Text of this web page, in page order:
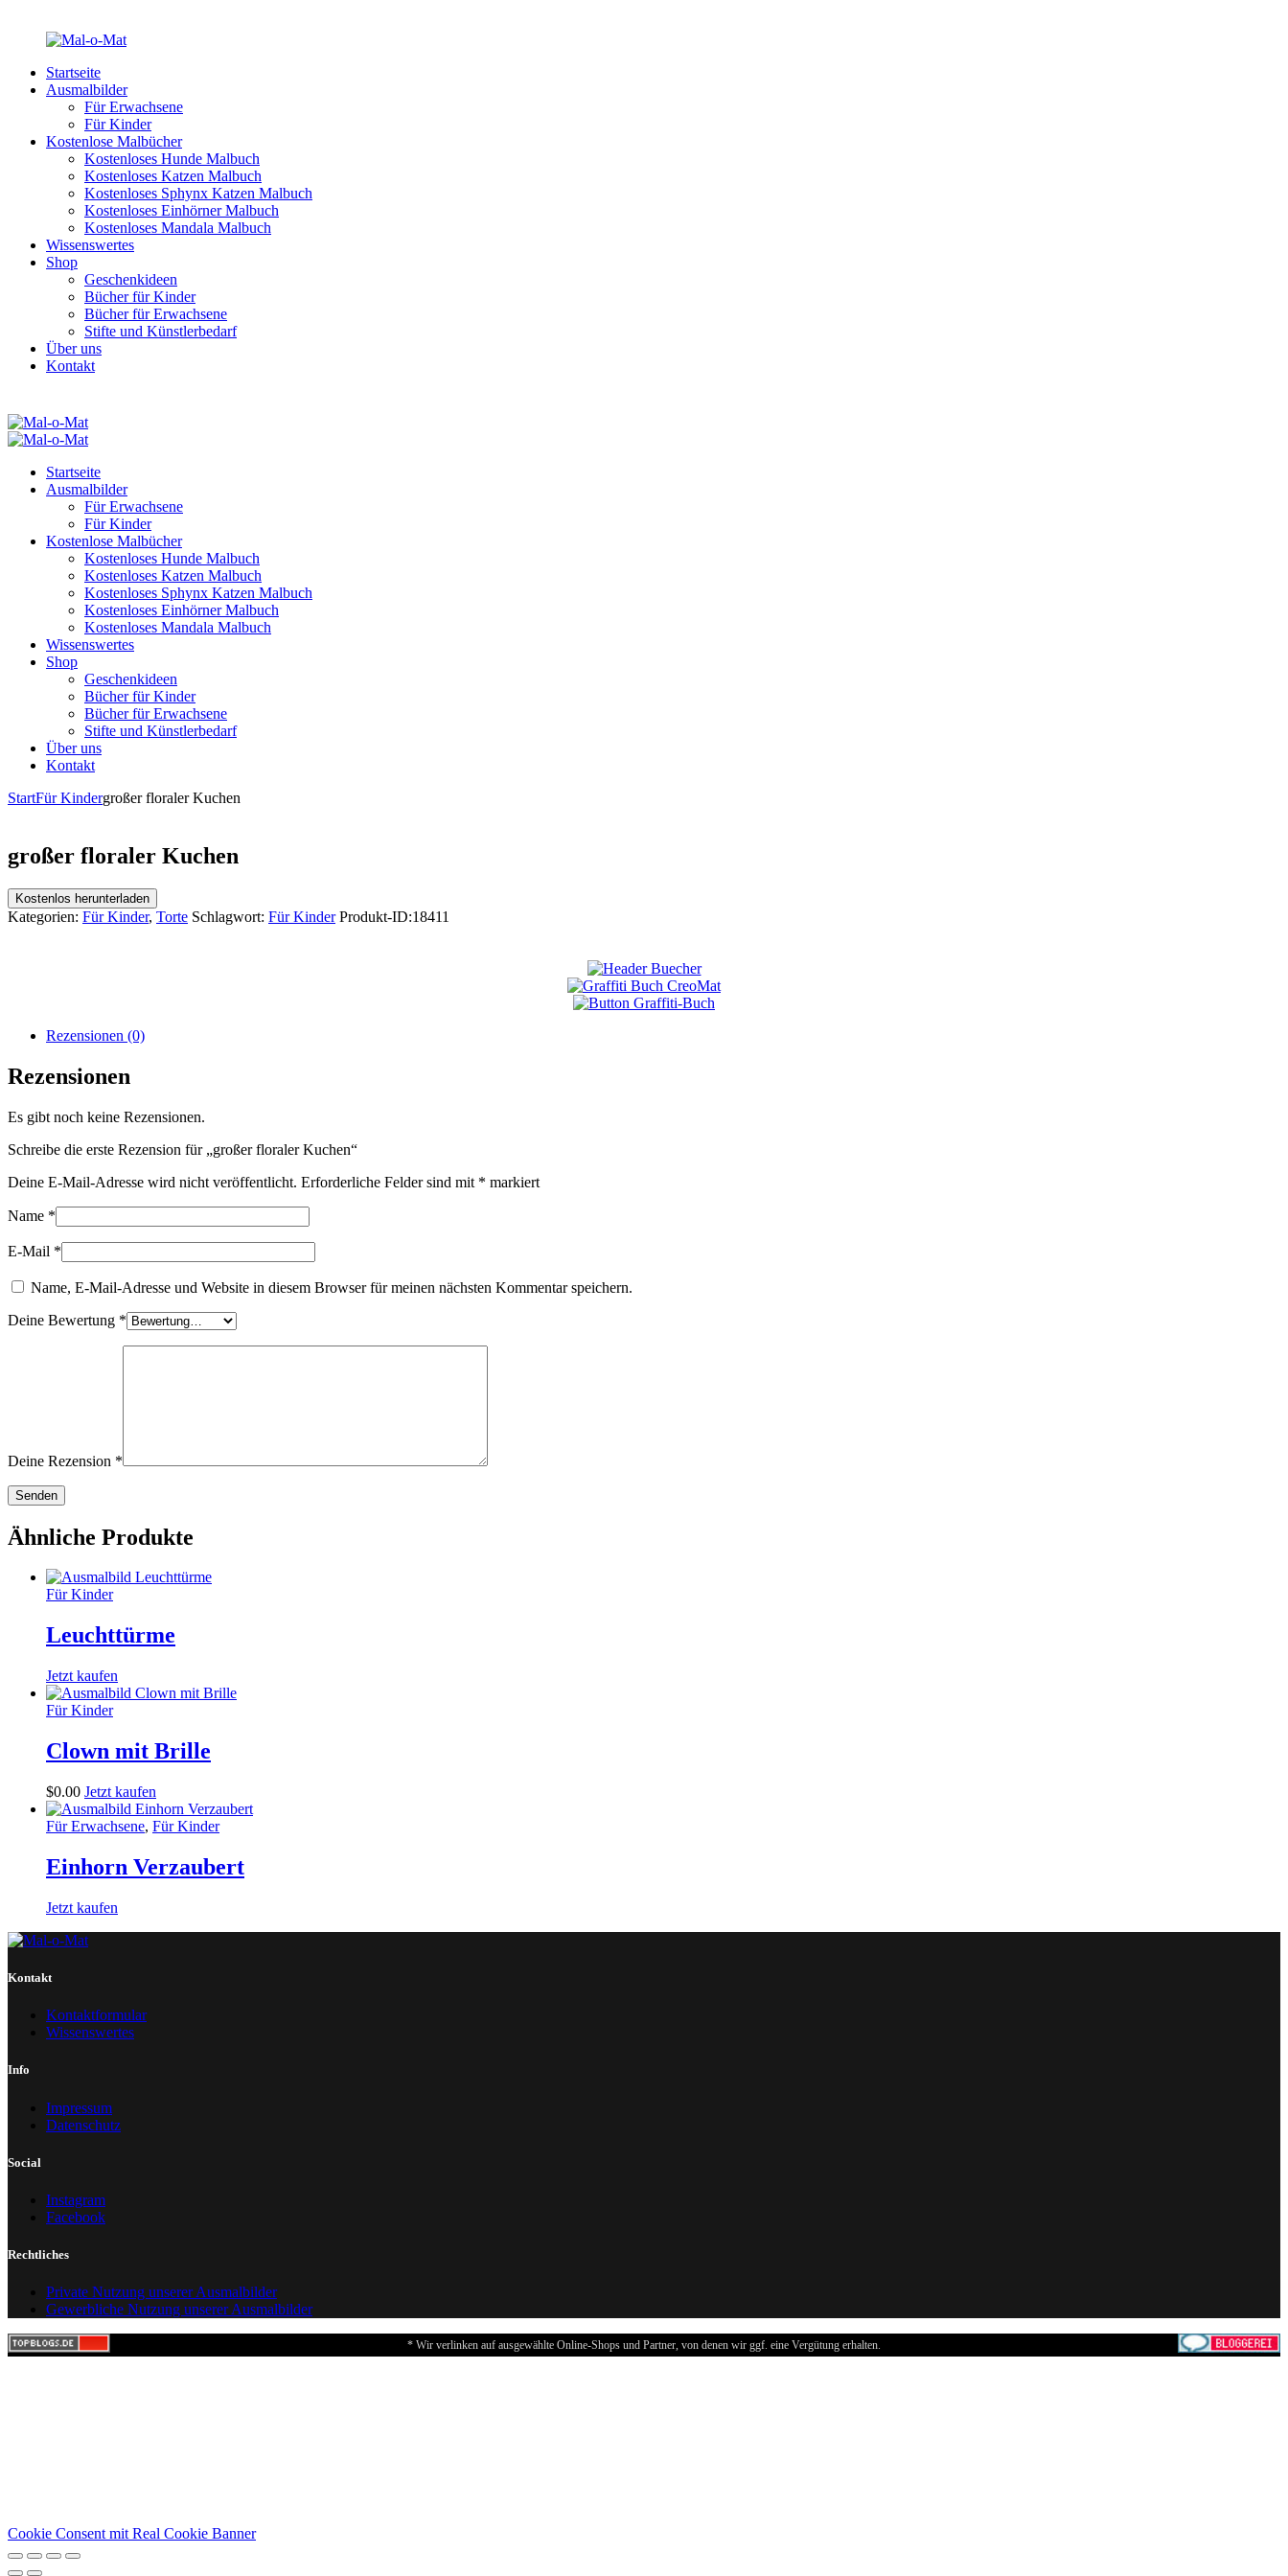
Startseite
Ausmalbilder
Für Erwachsene
Für Kinder
Kostenlose Malbücher
Kostenloses Hunde Malbuch
Kostenloses Katzen Malbuch
Kostenloses Sphynx Katzen Malbuch
Kostenloses Einhörner Malbuch
Kostenloses Mandala Malbuch
Wissenswertes
Shop
Geschenkideen
Bücher für Kinder
Bücher für Erwachsene
Stifte und Künstlerbedarf
Über uns
Kontakt
Startseite
Ausmalbilder
Für Erwachsene
Für Kinder
Kostenlose Malbücher
Kostenloses Hunde Malbuch
Kostenloses Katzen Malbuch
Kostenloses Sphynx Katzen Malbuch
Kostenloses Einhörner Malbuch
Kostenloses Mandala Malbuch
Wissenswertes
Shop
Geschenkideen
Bücher für Kinder
Bücher für Erwachsene
Stifte und Künstlerbedarf
Über uns
Kontakt
StartFür Kindergroßer floraler Kuchen
großer floraler Kuchen
Kostenlos herunterladen
Kategorien: Für Kinder, Torte Schlagwort: Für Kinder Produkt-ID:18411
Rezensionen (0)
Rezensionen
Es gibt noch keine Rezensionen.
Schreibe die erste Rezension für „großer floraler Kuchen“
Deine E-Mail-Adresse wird nicht veröffentlicht. Erforderliche Felder sind mit * markiert
Name *
E-Mail *
Name, E-Mail-Adresse und Website in diesem Browser für meinen nächsten Kommentar speichern.
Deine Bewertung *
Deine Rezension *
Ähnliche Produkte
Für Kinder
Leuchttürme
Jetzt kaufen
Für Kinder
Clown mit Brille
$0.00 Jetzt kaufen
Für Erwachsene, Für Kinder
Einhorn Verzaubert
Jetzt kaufen
Kontakt
Kontaktformular
Wissenswertes
Info
Impressum
Datenschutz
Social
Instagram
Facebook
Rechtliches
Private Nutzung unserer Ausmalbilder
Gewerbliche Nutzung unserer Ausmalbilder
* Wir verlinken auf ausgewählte Online-Shops und Partner, von denen wir ggf. eine Vergütung erhalten.
Cookie Consent mit Real Cookie Banner